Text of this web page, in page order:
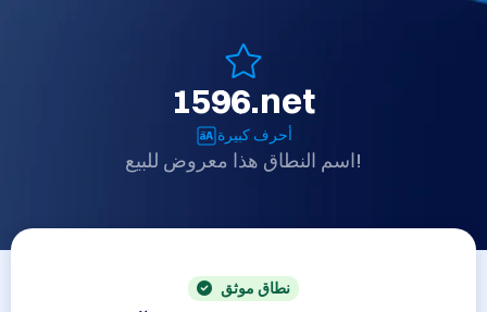
1596.net
أحرف كبيرة
اسم النطاق هذا معروض للبيع!
نطاق موثق